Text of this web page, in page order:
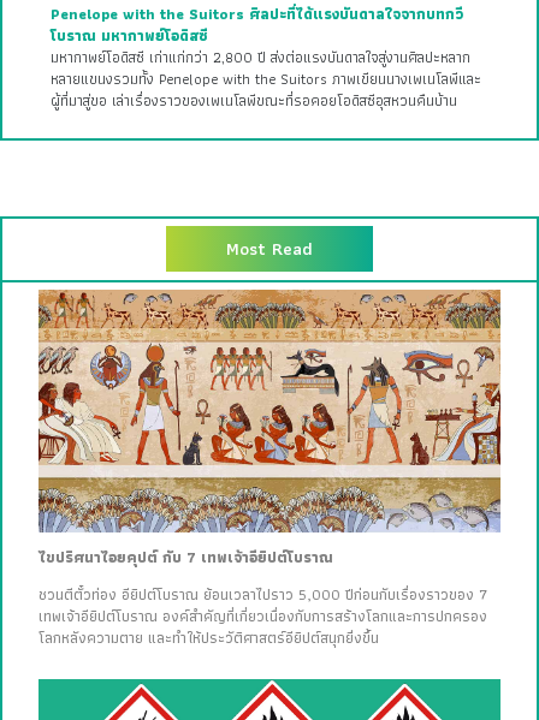
Penelope with the Suitors ศิลปะที่ได้แรงบันดาลใจจากบทกวี
โบราณ มหากาพย์โอดิสซี
มหากาพย์โอดิสซี เก่าแก่กว่า 2,800 ปี ส่งต่อแรงบันดาลใจสู่งานศิลปะหลาก
หลายแขนงรวมทั้ง Penelope with the Suitors ภาพเขียนนางเพเนโลพีและ
ผู้ที่มาสู่ขอ เล่าเรื่องราวของเพเนโลพีขณะที่รอคอยโอดิสซีอุสหวนคืนบ้าน
Most Read
ไขปริศนาไอยคุปต์ กับ 7 เทพเจ้าอียิปต์โบราณ
ชวนตีตั๋วท่อง อียิปต์โบราณ ย้อนเวลาไปราว 5,000 ปีก่อนกับเรื่องราวของ 7
เทพเจ้าอียิปต์โบราณ องค์สำคัญที่เกี่ยวเนื่องกับการสร้างโลกและการปกครอง
โลกหลังความตาย และทำให้ประวัติศาสตร์อียิปต์สนุกยิ่งขึ้น